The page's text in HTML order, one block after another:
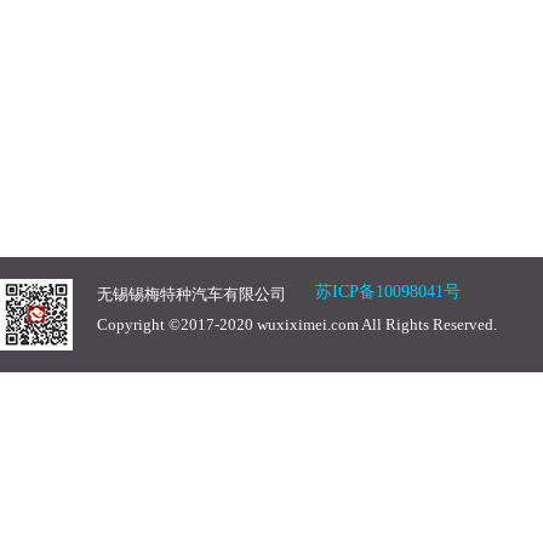
无锡锡梅特种汽车有限公司
苏ICP备10098041号
Copyright ©2017-2020 wuxiximei.com All Rights Reserved.